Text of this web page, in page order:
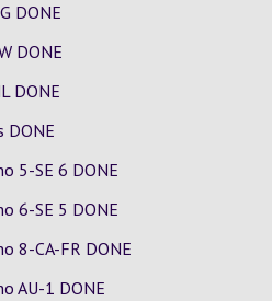
DONE
DONE
DONE
DONE
5-SE 6 DONE
6-SE 5 DONE
8-CA-FR DONE
AU-1 DONE